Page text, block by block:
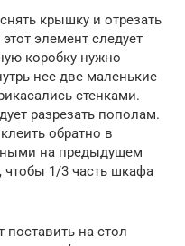
крышку и отрезать
элемент следует
коробку нужно
нее две маленькие
стенками.
разрезать пополам.
обратно в
на предыдущем
чтобы 1/3 часть шкафа
поставить на стол